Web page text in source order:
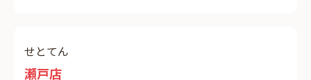
せとてん
瀬戸店